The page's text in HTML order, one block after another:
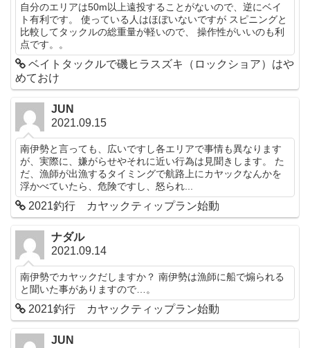
自分のエリアは50m以上遠投することがないので、逆にベイ
ト有利です。 使っている人はほぼいないですが スピニングと
比較してタックルの総重量が軽いので、 操作性がいいのも利
点です。。
ベイトタックルで磯ヒラスズキ（ロックショア）はや
めておけ
JUN
2021.09.15
南伊勢と言っても、広いですし各エリアで事情も異なります
が、実際に、嫌がらせやそれに近い行為は見聞きします。 た
だ、漁師が出漁するタイミングで航路上にカヤックなんかを
浮かべていたら、危険ですし、怒られ...
2021釣行 カヤックティップラン始動
ナダル
2021.09.14
南伊勢でカヤックだしますか？ 南伊勢は漁師に船で煽られる
と聞いた事がありますので…。
2021釣行 カヤックティップラン始動
JUN